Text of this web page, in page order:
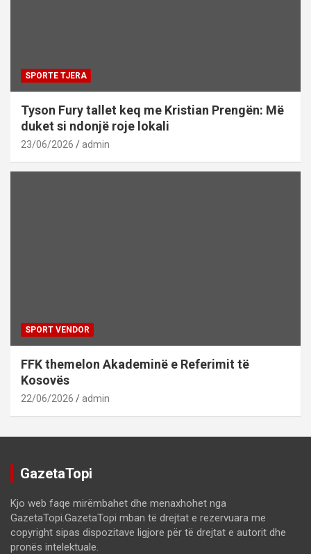
SPORTE TJERA
Tyson Fury tallet keq me Kristian Prengën: Më
duket si ndonjë roje lokali
23/06/2026 admin
SPORT VENDOR
FFK themelon Akademinë e Referimit të
Kosovës
22/06/2026 admin
GazetaTopi
Kjo web faqe mirëmbahet dhe menaxhohet nga
GazetaTopi.GazetaTopi mban të drejtat e rezervuara me
copyright sipas dispozitave ligjore për të drejtat e autorit dhe
pronës intelektuale.